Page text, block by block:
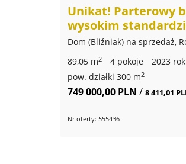
Unikat! Parterowy
wysokim
Dom (Bliźniak) na sprzedaż,
89,05 m2 4 pokoje
2023 rok
pow. działki 300 m2
749 000,00 PLN / 8 411,01
Nr oferty: 555436